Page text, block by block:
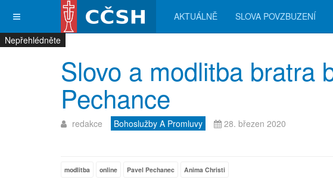
AKTUÁLNĚ SLOVA POVZBUZENÍ
Slovo a modlitba bratra
Pechance
redakce Bohoslužby A Promluvy 28. březen 2020
modlitba online Pavel Pechanec Anima Christi
Nepřehlédněte
Nepřehlédněte
Nepřehlédněte
Nepřehlédněte